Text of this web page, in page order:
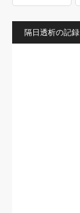
隔日透析の記録